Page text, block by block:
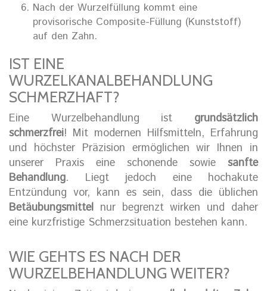
Nach der Wurzelfüllung kommt eine
provisorische Composite-Füllung (Kunststoff)
auf den Zahn.
IST EINE
WURZELKANALBEHANDLUNG
SCHMERZHAFT?
Eine Wurzelbehandlung ist grundsätzlich
schmerzfrei! Mit modernen Hilfsmitteln, Erfahrung
und höchster Präzision ermöglichen wir Ihnen in
unserer Praxis eine schonende sowie sanfte
Behandlung. Liegt jedoch eine hochakute
Entzündung vor, kann es sein, dass die üblichen
Betäubungsmittel nur begrenzt wirken und daher
eine kurzfristige Schmerzsituation bestehen kann.
WIE GEHTS ES NACH DER
WURZELBEHANDLUNG WEITER?